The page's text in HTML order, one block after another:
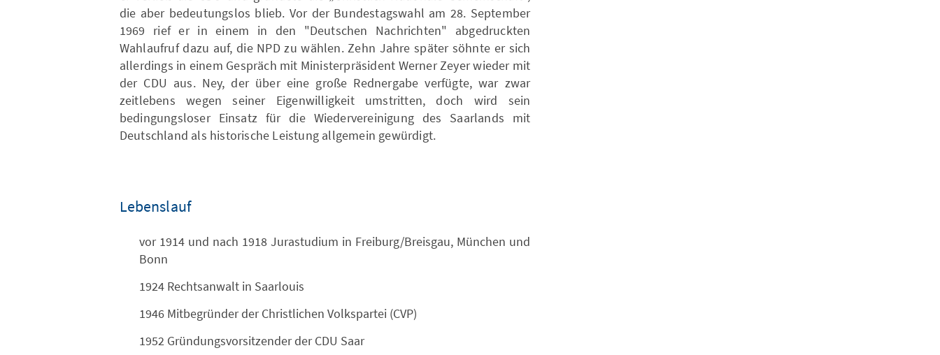
die aber bedeutungslos blieb. Vor der Bundestagswahl am 28. September
1969 rief er in einem in den "Deutschen Nachrichten" abgedruckten
Wahlaufruf dazu auf, die NPD zu wählen. Zehn Jahre später söhnte er sich
allerdings in einem Gespräch mit Ministerpräsident Werner Zeyer wieder mit
der CDU aus. Ney, der über eine große Rednergabe verfügte, war zwar
zeitlebens wegen seiner Eigenwilligkeit umstritten, doch wird sein
bedingungsloser Einsatz für die Wiedervereinigung des Saarlands mit
Deutschland als historische Leistung allgemein gewürdigt.
Lebenslauf
vor 1914 und nach 1918 Jurastudium in Freiburg/Breisgau, München und
Bonn
1924 Rechtsanwalt in Saarlouis
1946 Mitbegründer der Christlichen Volkspartei (CVP)
1952 Gründungsvorsitzender der CDU Saar